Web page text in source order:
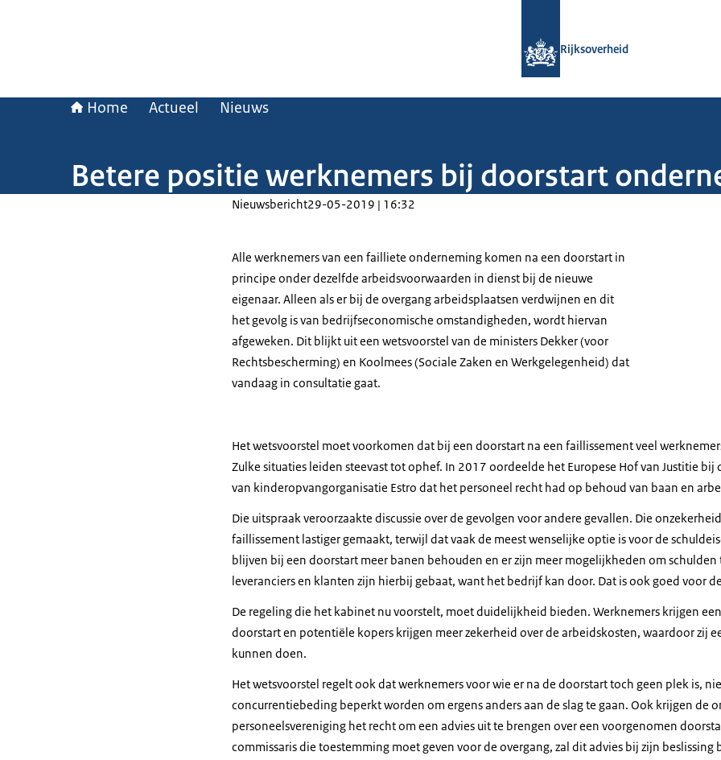
Rijksoverheid
Home Actueel Nieuws
Betere positie werknemers bij doorstart
Nieuwsbericht29-05-2019 | 16:32
Alle werknemers van een failliete onderneming komen na een doorstart in
principe onder dezelfde arbeidsvoorwaarden in dienst bij de nieuwe
eigenaar. Alleen als er bij de overgang arbeidsplaatsen verdwijnen en dit
het gevolg is van bedrijfseconomische omstandigheden, wordt hiervan
afgeweken. Dit blijkt uit een wetsvoorstel van de ministers Dekker (voor
Rechtsbescherming) en Koolmees (Sociale Zaken en Werkgelegenheid) dat
vandaag in consultatie gaat.
Het wetsvoorstel moet voorkomen dat bij een doorstart na een faillissement veel
Zulke situaties leiden steevast tot ophef. In 2017 oordeelde het Europese Hof van Justitie bij
van kinderopvangorganisatie Estro dat het personeel recht had op behoud van baan en
Die uitspraak veroorzaakte discussie over de gevolgen voor andere gevallen. Die
faillissement lastiger gemaakt, terwijl dat vaak de meest wenselijke optie is voor de
blijven bij een doorstart meer banen behouden en er zijn meer mogelijkheden om
leveranciers en klanten zijn hierbij gebaat, want het bedrijf kan door. Dat is ook goed voor
De regeling die het kabinet nu voorstelt, moet duidelijkheid bieden. Werknemers krijgen
doorstart en potentiële kopers krijgen meer zekerheid over de arbeidskosten, waardoor zij
kunnen doen.
Het wetsvoorstel regelt ook dat werknemers voor wie er na de doorstart toch geen plek is,
concurrentiebeding beperkt worden om ergens anders aan de slag te gaan. Ook krijgen de
personeelsvereniging het recht om een advies uit te brengen over een voorgenomen
commissaris die toestemming moet geven voor de overgang, zal dit advies bij zijn beslissing